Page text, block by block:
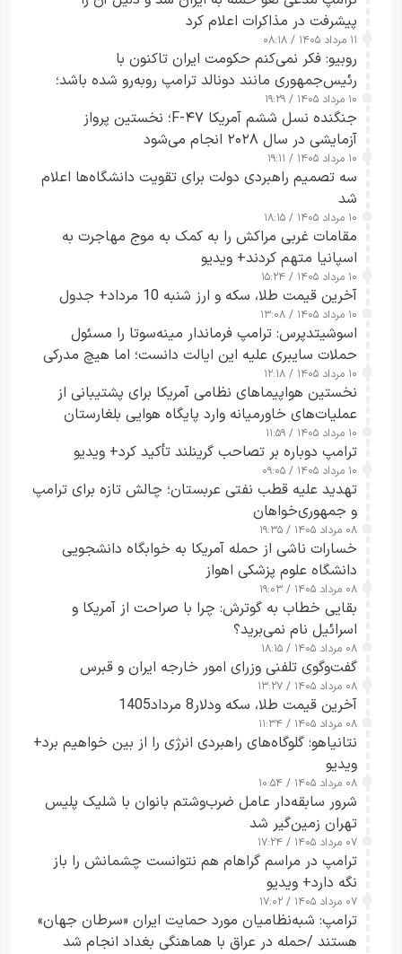
پیشرفت در مذاکرات اعلام کرد
۱۱ مرداد ۱۴۰۵ / ۰۸:۱۸
روبیو: فکر نمی‌کنم حکومت ایران تاکنون با
رئیس‌جمهوری مانند دونالد ترامپ روبه‌رو شده باشد؛
کسی که واقعاً دست به اقدام می‌زند
۱۰ مرداد ۱۴۰۵ / ۱۹:۲۹
جنگنده نسل ششم آمریکا F-۴۷؛ نخستین پرواز
آزمایشی در سال ۲۰۲۸ انجام می‌شود
۱۰ مرداد ۱۴۰۵ / ۱۹:۱۱
سه تصمیم راهبردی دولت برای تقویت دانشگاه‌ها اعلام
شد
۱۰ مرداد ۱۴۰۵ / ۱۸:۱۵
مقامات غربی مراکش را به کمک به موج مهاجرت به
اسپانیا متهم کردند+ ویدیو
۱۰ مرداد ۱۴۰۵ / ۱۵:۲۴
آخرین قیمت طلا، سکه و ارز شنبه 10 مرداد+ جدول
۱۰ مرداد ۱۴۰۵ / ۱۳:۰۸
اسوشیتدپرس: ترامپ فرماندار مینه‌سوتا را مسئول
حملات سایبری علیه این ایالت دانست؛ اما هیچ مدرکی
ارائه نکرد
۱۰ مرداد ۱۴۰۵ / ۱۲:۱۸
نخستین هواپیماهای نظامی آمریکا برای پشتیبانی از
عملیات‌های خاورمیانه وارد پایگاه هوایی بلغارستان
شدند
۱۰ مرداد ۱۴۰۵ / ۱۱:۵۹
ترامپ دوباره بر تصاحب گرینلند تأکید کرد+ ویدیو
۱۰ مرداد ۱۴۰۵ / ۰۹:۰۵
تهدید علیه قطب نفتی عربستان؛ چالش تازه برای ترامپ
و جمهوری‌خواهان
۰۸ مرداد ۱۴۰۵ / ۱۹:۳۵
خسارات ناشی از حمله آمریکا به خوابگاه دانشجویی
دانشگاه علوم پزشکی اهواز
۰۸ مرداد ۱۴۰۵ / ۱۹:۰۳
بقایی خطاب به گوترش: چرا با صراحت از آمریکا و
اسرائیل نام نمی‌برید؟
۰۸ مرداد ۱۴۰۵ / ۱۸:۱۵
گفت‌وگوی تلفنی وزرای امور خارجه ایران و قبرس
۰۸ مرداد ۱۴۰۵ / ۱۳:۲۷
آخرین قیمت طلا، سکه ودلار8 مرداد1405
۰۸ مرداد ۱۴۰۵ / ۱۱:۳۴
نتانیاهو: گلوگاه‌های راهبردی انرژی را از بین خواهیم برد+
ویدیو
۰۸ مرداد ۱۴۰۵ / ۱۰:۵۴
شرور سابقه‌دار عامل ضرب‌وشتم بانوان با شلیک پلیس
تهران زمین‌گیر شد
۰۷ مرداد ۱۴۰۵ / ۱۷:۲۴
ترامپ در مراسم گراهام هم نتوانست چشمانش را باز
نگه دارد+ ویدیو
۰۷ مرداد ۱۴۰۵ / ۱۷:۰۲
ترامپ: شبه‌نظامیان مورد حمایت ایران «سرطان جهان»
هستند /حمله در عراق با هماهنگی بغداد انجام شد